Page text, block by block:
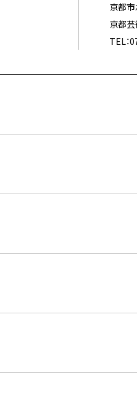
京都
京都
TEL：